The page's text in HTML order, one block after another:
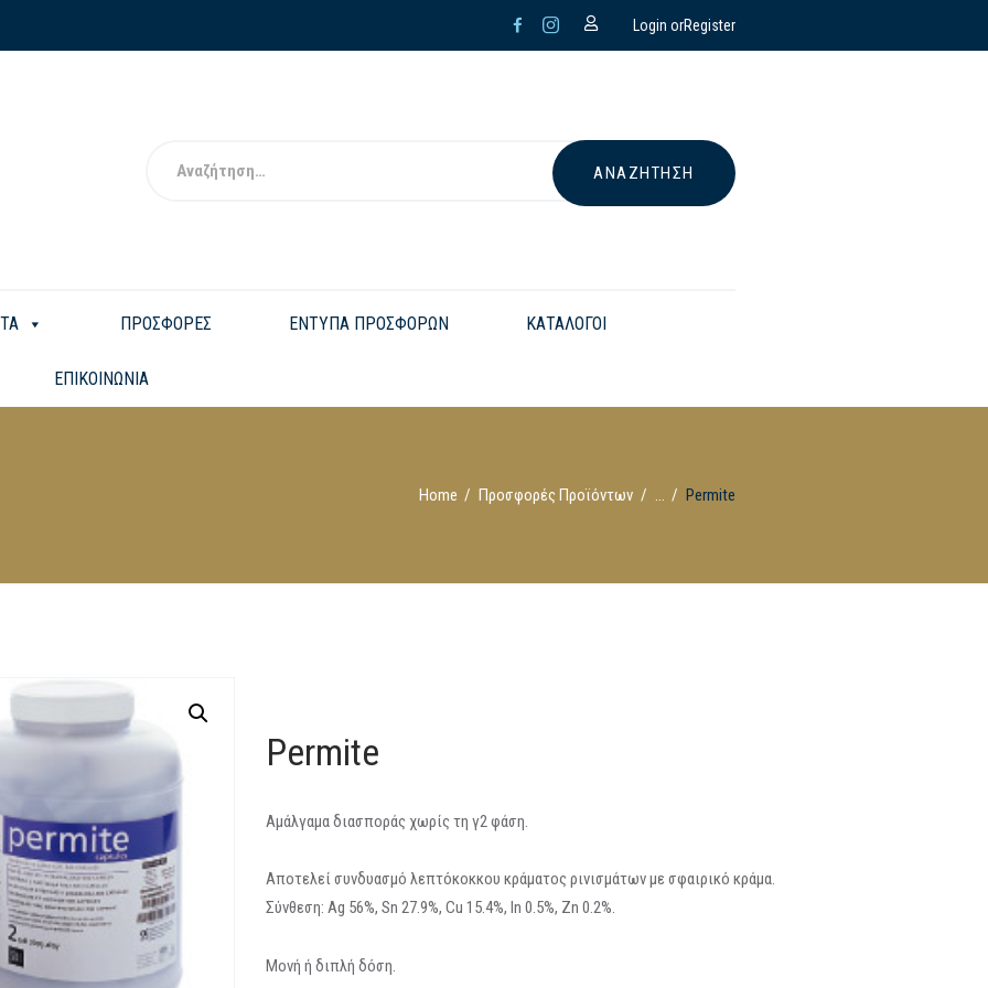
Login orRegister
ΠΡΟΣΦΟΡΕΣ ΕΝΤΥΠΑ ΠΡΟΣΦΟΡΩΝ ΚΑΤΑΛΟΓΟΙ
ΕΠΙΚΟΙΝΩΝΙΑ
Home Προσφορές Προϊόντων ... Permite
Permite
Aμάλγαμα διασποράς χωρίς τη γ2 φάση.
Αποτελεί συνδυασμό λεπτόκοκκου κράματος ρινισμάτων με σφαιρικό κράμα.
Σύνθεση: Ag 56%, Sn 27.9%, Cu 15.4%, In 0.5%, Zn 0.2%.
Μονή ή διπλή δόση.